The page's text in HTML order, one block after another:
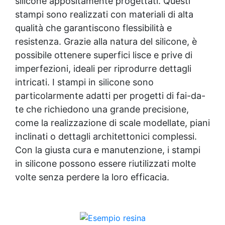
per nautica Resina epossidica alimentare
Resina epossidica per esterno Resina
epossidica legno Resina epossidica per
legno come si usa Resina epossidica per
alimenti Resina epossidica bicomponente
per metalli Additivi per Resine epossidiche
Impermeabilizzare legno con resina
epossidica See all articles → Costi e prezzi
resina 23 articles ▸ Lavori con resina
epossidica Applicazione di Resine
Epossidiche Resina epossidica come si usa
Lavori in resina epossidica Lucidare resina
epossidica Come lucidare resina epossidica
Rullo per resina epossidica Come usare
resina epossidica Come pulire la resina
epossidica Come lavorare la resina
epossidica Come usare la resina epossidica
resina epossidica Rimuovere resina
epossidica indurita Come lucidare la resina
stampi sono realizzati con materiali di alta
qualità che garantiscono flessibilità e
resistenza. Grazie alla natura del silicone, è
possibile ottenere superfici lisce e prive di
imperfezioni, ideali per riprodurre dettagli
intricati. I stampi in silicone sono
particolarmente adatti per progetti di fai-da-
te che richiedono una grande precisione,
come la realizzazione di scale modellate, piani
inclinati o dettagli architettonici complessi.
Con la giusta cura e manutenzione, i stampi
in silicone possono essere riutilizzati molte
volte senza perdere la loro efficacia.